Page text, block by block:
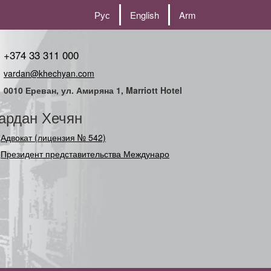
Рус English Arm
+374 33 311 000
vardan@khechyan.com
0010 Ереван, ул. Амиряна 1, Marriott Hotel
Хечян
Адвокат (лицензия № 542)
Президент представительства Международного